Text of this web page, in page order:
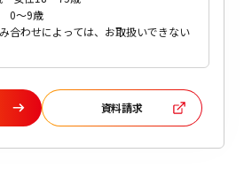
0～9歳
合わせによっては、お取扱いできない
資料請求